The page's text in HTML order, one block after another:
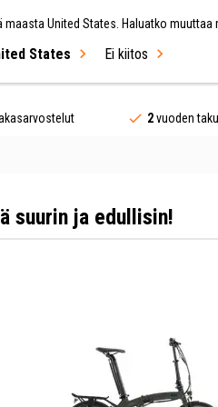
MYYNTI
United States. Haluatko
States Ei kiitos
2vuoden
suurin ja edullisin!